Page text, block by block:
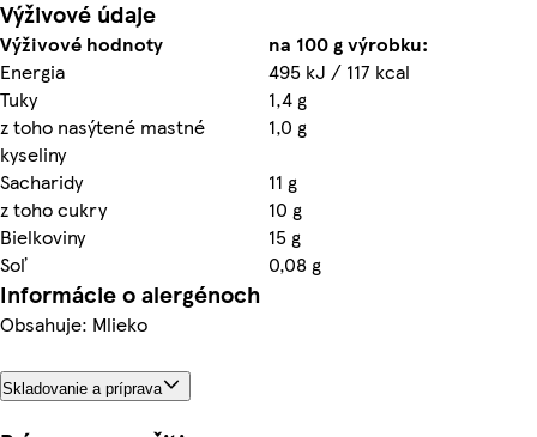
Výživové údaje
Výživové hodnoty
na 100 g výrobku:
Energia
495 kJ / 117 kcal
Tuky
1,4 g
z toho nasýtené mastné
kyseliny
1,0 g
Sacharidy
11 g
z toho cukry
10 g
Bielkoviny
15 g
Soľ
0,08 g
Informácie o alergénoch
Obsahuje: Mlieko
Skladovanie a príprava